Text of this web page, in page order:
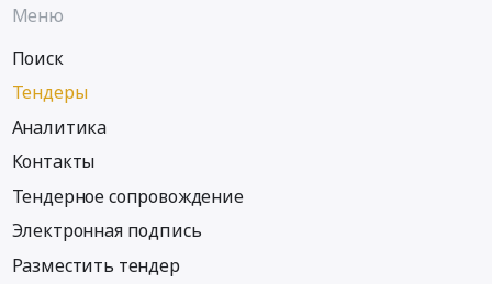
Меню
Поиск
Тендеры
Аналитика
Контакты
Тендерное сопровождение
Электронная подпись
Разместить тендер